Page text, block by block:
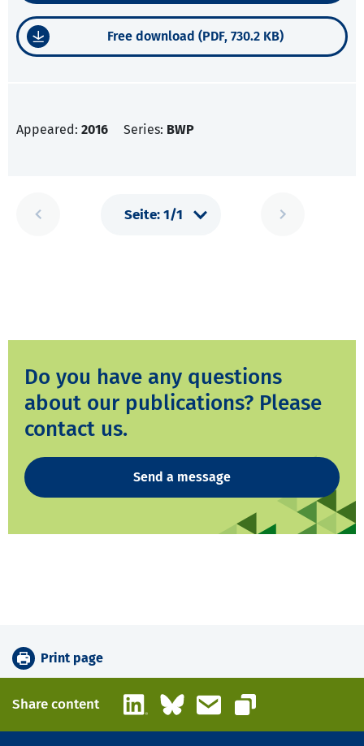
Free download (PDF, 730.2 KB)
Appeared: 2016 Series: BWP
Do you have any questions
about our publications? Please
contact us.
Send a message
Print page
Share content LinkedInBlueskyEmail
Copy link